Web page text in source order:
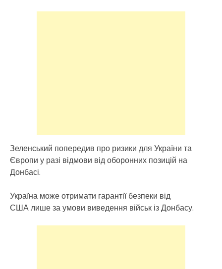
Зеленський попередив про ризики для України та
Європи у разі відмови від оборонних позицій на
Донбасі.
Україна може отримати гарантії безпеки від
США лише за умови виведення військ із Донбасу.